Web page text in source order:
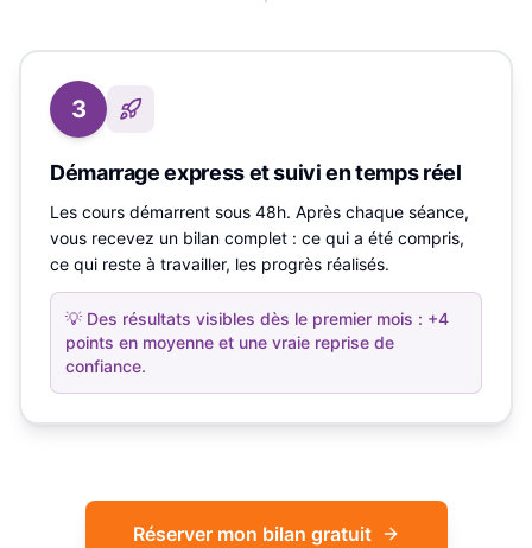
3
Démarrage express et suivi en temps réel
Les cours démarrent sous 48h. Après chaque séance,
vous recevez un bilan complet : ce qui a été compris,
ce qui reste à travailler, les progrès réalisés.
💡 Des résultats visibles dès le premier mois : +4
points en moyenne et une vraie reprise de
confiance.
Réserver mon bilan gratuit